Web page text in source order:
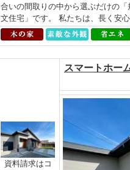
合いの間取りの中から選ぶだけの
文住宅」です。 私たちは、長く安
資料請求はコ
スマートホー